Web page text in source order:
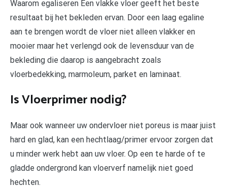
Waarom egaliseren Een vlakke vloer geeft het beste
resultaat bij het bekleden ervan. Door een laag egaline
aan te brengen wordt de vloer niet alleen vlakker en
mooier maar het verlengd ook de levensduur van de
bekleding die daarop is aangebracht zoals
vloerbedekking, marmoleum, parket en laminaat.
Is Vloerprimer nodig?
Maar ook wanneer uw ondervloer niet poreus is maar juist
hard en glad, kan een hechtlaag/primer ervoor zorgen dat
u minder werk hebt aan uw vloer. Op een te harde of te
gladde ondergrond kan vloerverf namelijk niet goed
hechten.